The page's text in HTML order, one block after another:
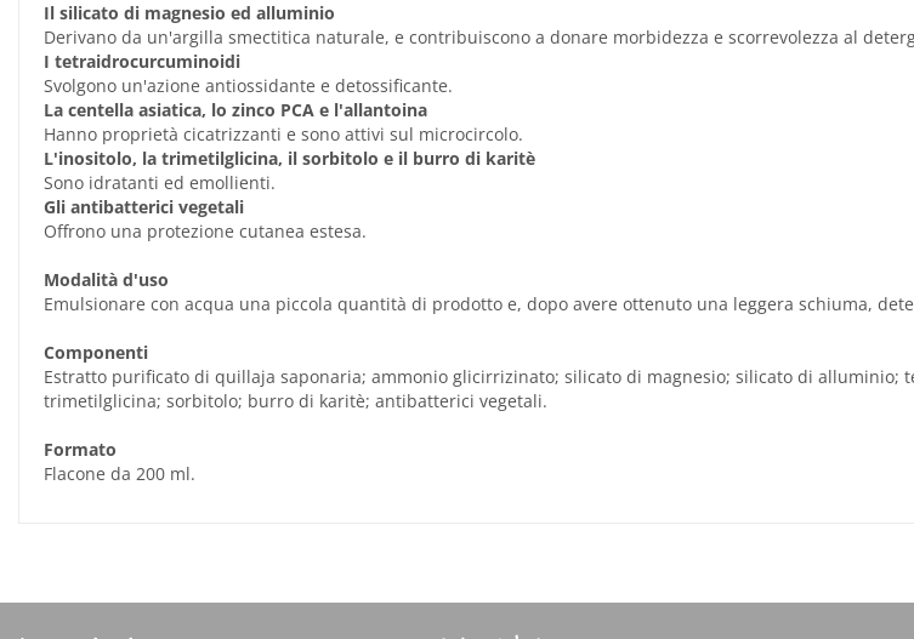
Il silicato di magnesio ed alluminio
Derivano da un'argilla smectitica naturale, e contribuiscono a donare morbidezza e scorrevolezza al
I tetraidrocurcuminoidi
Svolgono un'azione antiossidante e detossificante.
La centella asiatica, lo zinco PCA e l'allantoina
Hanno proprietà cicatrizzanti e sono attivi sul microcircolo.
L'inositolo, la trimetilglicina, il sorbitolo e il burro di karitè
Sono idratanti ed emollienti.
Gli antibatterici vegetali
Offrono una protezione cutanea estesa.
Modalità d'uso
Emulsionare con acqua una piccola quantità di prodotto e, dopo avere ottenuto una leggera schiuma,
Componenti
Estratto purificato di quillaja saponaria; ammonio glicirrizinato; silicato di magnesio; silicato di alluminio;
trimetilglicina; sorbitolo; burro di karitè; antibatterici vegetali.
Formato
Flacone da 200 ml.